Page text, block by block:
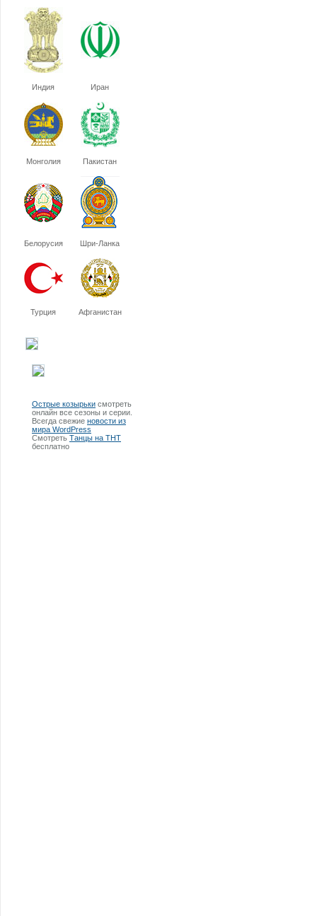
Индия Иран
Монголия Пакистан
Белорусия Шри-Ланка
Турция Афганистан
Острые козырьки смотреть
онлайн все сезоны и серии.
Всегда свежие новости из
мира WordPress
Смотреть Танцы на ТНТ
бесплатно